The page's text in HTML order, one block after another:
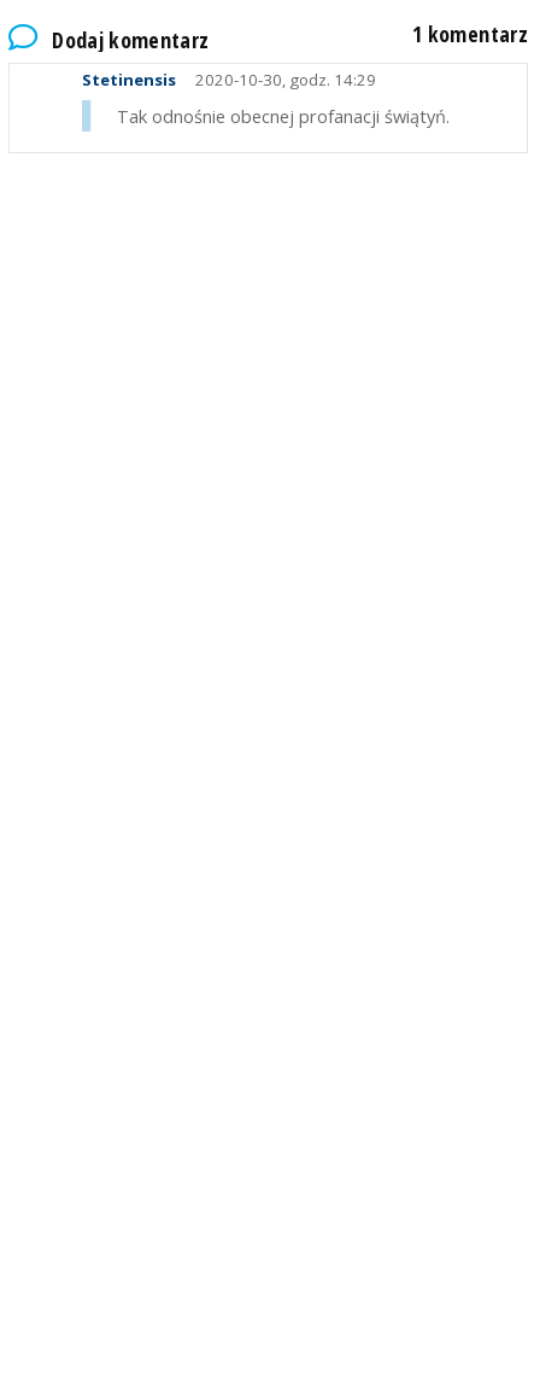
Dodaj komentarz 1 komentarz
Stetinensis 2020-10-30, godz. 14:29
Tak odnośnie obecnej profanacji świątyń.